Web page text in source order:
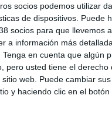
socios podemos utilizar
de dispositivos. Puede
socios para que llevemos
a información más
Tenga en cuenta que algún
pero usted tiene el derecho
web. Puede cambiar
y haciendo clic en el
ARGENTINA
televisan los partidos del canal
37
TELEVISADOS